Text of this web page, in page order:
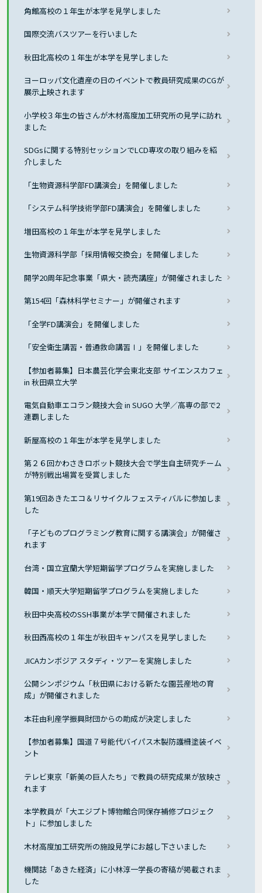
角館高校の１年生が本学を見学しました
国際交流バスツアーを行いました
秋田北高校の１年生が本学を見学しました
ヨーロッパ文化遺産の日のイベントで教員研究成果のCGが
展示上映されます
小学校３年生の皆さんが木材高度加工研究所の見学に訪れ
ました
SDGsに関する特別セッションでLCD専攻の取り組みを紹
介しました
「生物資源科学部FD講演会」を開催しました
「システム科学技術学部FD講演会」を開催しました
増田高校の１年生が本学を見学しました
生物資源科学部「採用情報交換会」を開催しました
開学20周年記念事業「県大・読売講座」が開催されました
第154回「森林科学セミナー」が開催されます
「全学FD講演会」を開催しました
「安全衛生講習・普通救命講習Ⅰ」を開催しました
【参加者募集】日本農芸化学会東北支部 サイエンスカフェ
in 秋田県立大学
電気自動車エコラン競技大会 in SUGO 大学／高専の部で2
連覇しました
新屋高校の１年生が本学を見学しました
第２６回かわさきロボット競技大会で学生自主研究チーム
が特別戦出場賞を受賞しました
第19回あきたエコ＆リサイクルフェスティバルに参加しま
した
「子どものプログラミング教育に関する講演会」が開催さ
れます
台湾・国立宜蘭大学短期留学プログラムを実施しました
韓国・順天大学短期留学プログラムを実施しました
秋田中央高校のSSH事業が本学で開催されました
秋田西高校の１年生が秋田キャンパスを見学しました
JICAカンボジア スタディ・ツアーを実施しました
公開シンポジウム「秋田県における新たな園芸産地の育
成」が開催されました
本荘由利産学振興財団からの助成が決定しました
【参加者募集】国道７号能代バイパス木製防護柵塗装イベ
ント
テレビ東京「新美の巨人たち」で教員の研究成果が放映さ
れます
本学教員が「大エジプト博物館合同保存補修プロジェク
ト」に参加しました
木材高度加工研究所の施設見学にお越し下さいました
機関誌「あきた経済」に小林淳一学長の寄稿が掲載されま
した